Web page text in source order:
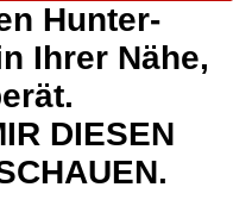
Hunter-
Ihrer Nähe,
DIESEN